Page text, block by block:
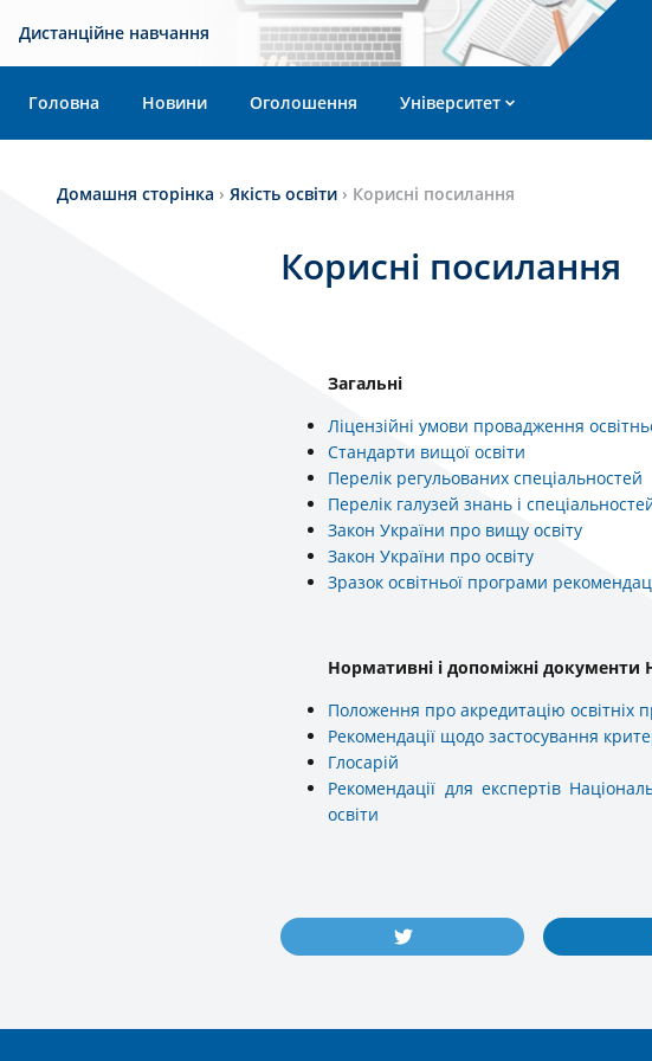
Дистанційне навчання
Головна Новини Оголошення Університет
Домашня сторінка › Якість освіти › Корисні посилання
Корисні посилання
Загальні
Ліцензійні умови провадження
Стандарти вищої освіти
Перелік регульованих спеціальностей
Перелік галузей знань і
Закон України про вищу освіту
Закон України про освіту
Зразок освітньої програми
Нормативні і допоміжні документи
Положення про акредитацію освітніх
Рекомендації щодо застосування
Глосарій
Рекомендації для експертів
освіти